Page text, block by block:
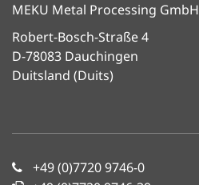
MEKU Metal Processing GmbH
Robert-Bosch-Straße 4
D-78083 Dauchingen
Duitsland (Duits)
+49 (0)7720 9746-0